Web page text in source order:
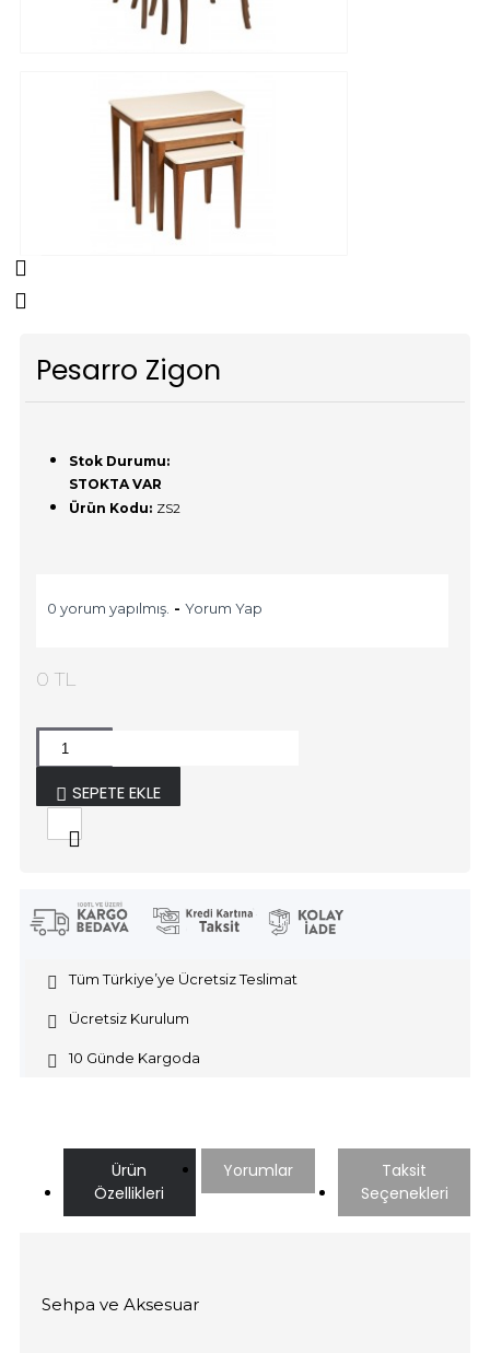
Pesarro Zigon
Stok Durumu:
STOKTA VAR
Ürün Kodu: ZS2
0 yorum yapılmış. - Yorum Yap
0 TL
SEPETE EKLE
Tüm Türkiye’ye Ücretsiz Teslimat
Ücretsiz Kurulum
10 Günde Kargoda
Ürün
Özellikleri
Yorumlar
Taksit
Seçenekleri
Sehpa ve Aksesuar